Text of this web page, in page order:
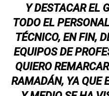
Y DESTACAR EL
TODO EL
TÉCNICO, EN FIN,
EQUIPOS DE
QUIERO
RAMADÁN, YA QUE